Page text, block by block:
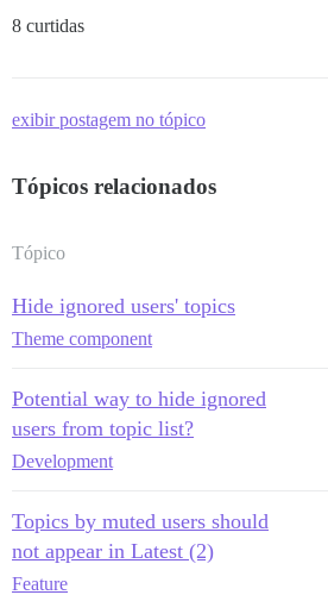
8 curtidas
exibir postagem no tópico
Tópicos relacionados
Tópico
Hide ignored users' topics
Theme component
Potential way to hide ignored
users from topic list?
Development
Topics by muted users should
not appear in Latest (2)
Feature